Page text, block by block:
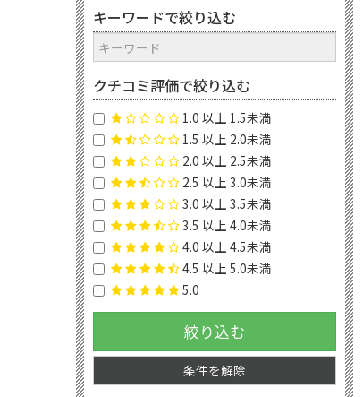
キーワードで絞り込む
クチコミ評価で絞り込む
1.0 以上 1.5未満
1.5 以上 2.0未満
2.0 以上 2.5未満
2.5 以上 3.0未満
3.0 以上 3.5未満
3.5 以上 4.0未満
4.0 以上 4.5未満
4.5 以上 5.0未満
5.0
絞り込む
条件を解除